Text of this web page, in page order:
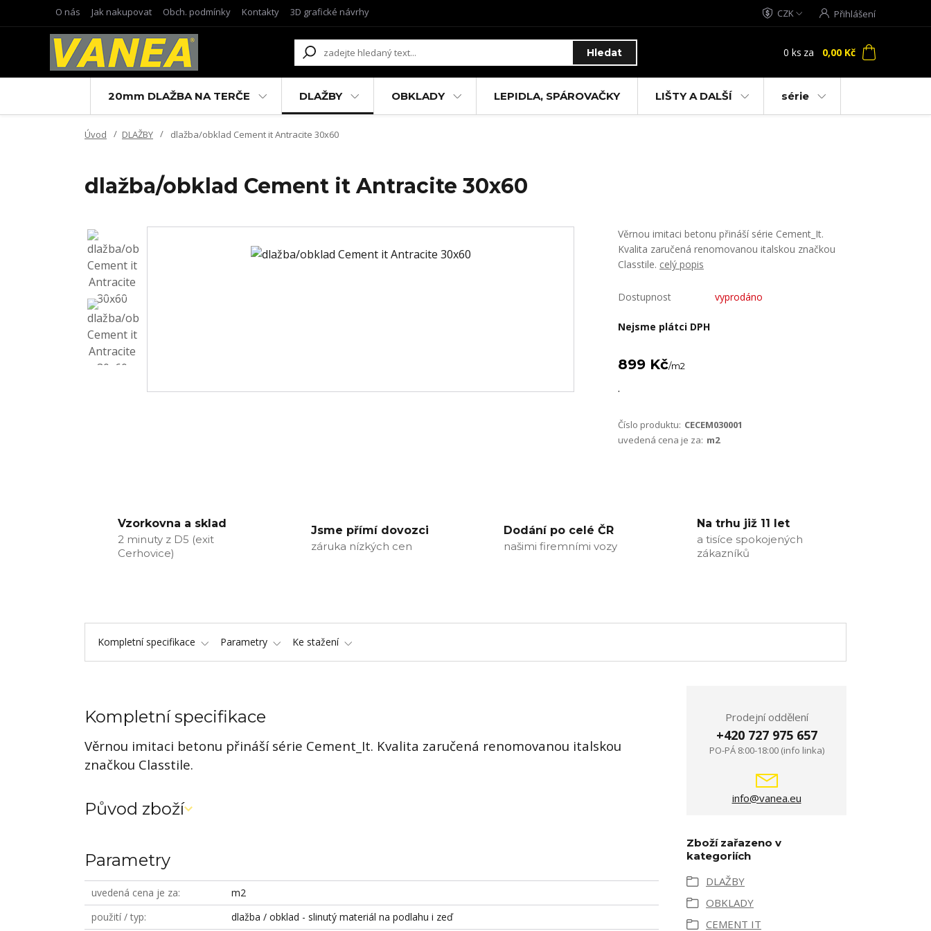
O nás Jak nakupovat Obch. podmínky Kontakty 3D grafické návrhy CZK Přihlášení
Hledat 0 ks za 0,00 Kč
20mm DLAŽBA NA TERČE DLAŽBY OBKLADY LEPIDLA, SPÁROVAČKY LIŠTY A DALŠÍ série
Úvod DLAŽBY dlažba/obklad Cement it Antracite 30x60
dlažba/obklad Cement it Antracite 30x60
Věrnou imitaci betonu přináší série Cement_It.
Kvalita zaručená renomovanou italskou značkou
Classtile. celý popis
Dostupnost vyprodáno
Nejsme plátci DPH
899 Kč/m2
.
Číslo produktu: CECEM030001
uvedená cena je za: m2
Vzorkovna a sklad
2 minuty z D5 (exit
Cerhovice)
Jsme přímí dovozci
záruka nízkých cen
Dodání po celé ČR
našimi firemními vozy
Na trhu již 11 let
a tisíce spokojených
zákazníků
Kompletní specifikace Parametry Ke stažení
Kompletní specifikace
Věrnou imitaci betonu přináší série Cement_It. Kvalita zaručená renomovanou italskou
značkou Classtile.
Původ zboží
Parametry
uvedená cena je za
m2
použití / typ
dlažba / obklad - slinutý materiál na podlahu i zeď
Prodejní oddělení
+420 727 975 657
PO-PÁ 8:00-18:00 (info linka)
info@vanea.eu
Zboží zařazeno v
kategoriích
DLAŽBY
OBKLADY
CEMENT IT